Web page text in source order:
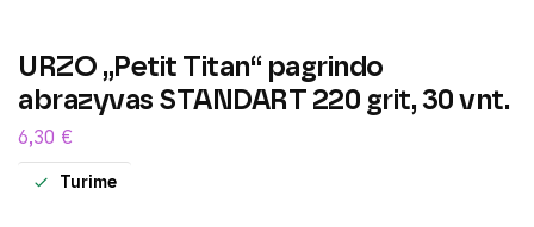
URZO „Petit Titan“ pagrindo
abrazyvas STANDART 220 grit, 30 vnt.
6,30 €
Turime